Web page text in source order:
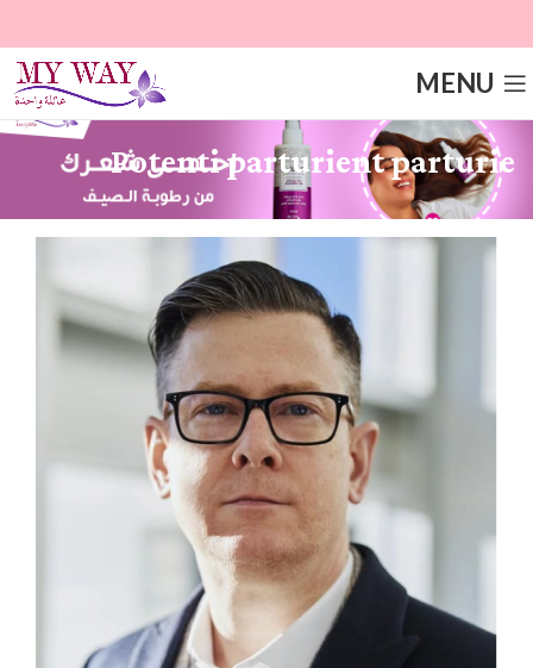
MENU
Potenti parturient parturie